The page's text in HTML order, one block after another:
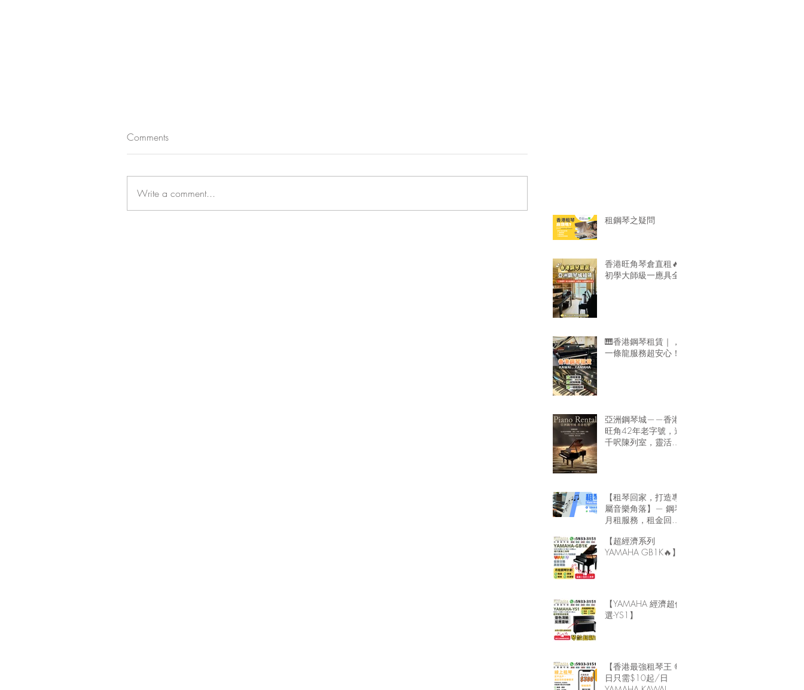
租鋼琴之疑問
Comments
Write a comment...
租鋼琴之疑問
香港旺角琴倉直租🔥
初學大師級一應具全
🎹香港鋼琴租賃｜，
一條龍服務超安心！
亞洲鋼琴城——香港
旺角42年老字號，逾
千呎陳列室，靈活租
【租琴回家，打造專
屬音樂角落】— 鋼琴
月租服務，租金回家
【超經濟系列
YAMAHA GB1K🔥】
【YAMAHA 經濟超值
選-YS1】
【香港最強租琴王 每
日只需$10起/日